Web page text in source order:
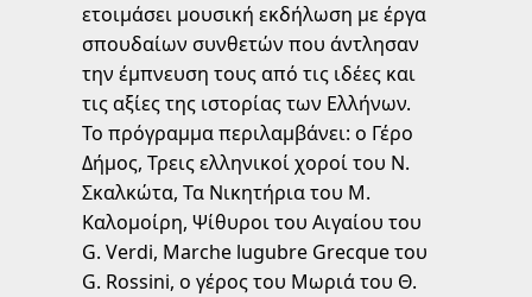
ετοιμάσει μουσική εκδήλωση με έργα
σπουδαίων συνθετών που άντλησαν
την έμπνευση τους από τις ιδέες και
τις αξίες της ιστορίας των Ελλήνων.
Το πρόγραμμα περιλαμβάνει: ο Γέρο
Δήμος, Τρεις ελληνικοί χοροί του Ν.
Σκαλκώτα, Τα Νικητήρια του Μ.
Καλομοίρη, Ψίθυροι του Αιγαίου του
G. Verdi, Marche lugubre Grecque του
G. Rossini, ο γέρος του Μωριά του Θ.